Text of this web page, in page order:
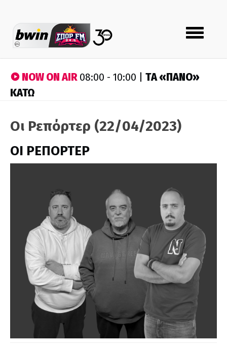
Toggle
navigation
NOW ON AIR08:00 - 10:00 | ΤA «ΠΑΝΟ»
ΚΑΤΩ
Οι Ρεπόρτερ (22/04/2023)
ΟΙ ΡΕΠΟΡΤΕΡ